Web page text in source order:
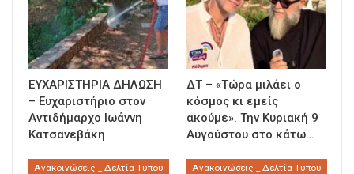
ΕΥΧΑΡΙΣΤΗΡΙΑ ΔΗΛΩΣΗ
– Ευχαριστήριο στον
Αντιδήμαρχο Ιωάννη
Κατσανεβάκη
ΔΤ – «Τώρα μιλάει ο
κόσμος κι εμείς
ακούμε». Την Κυριακή 9
Αυγούστου στο κάτω…
Ανακοινώσεις _ Δελτία Τύπου Ανακοινώσεις _ Δελτία Τύπου